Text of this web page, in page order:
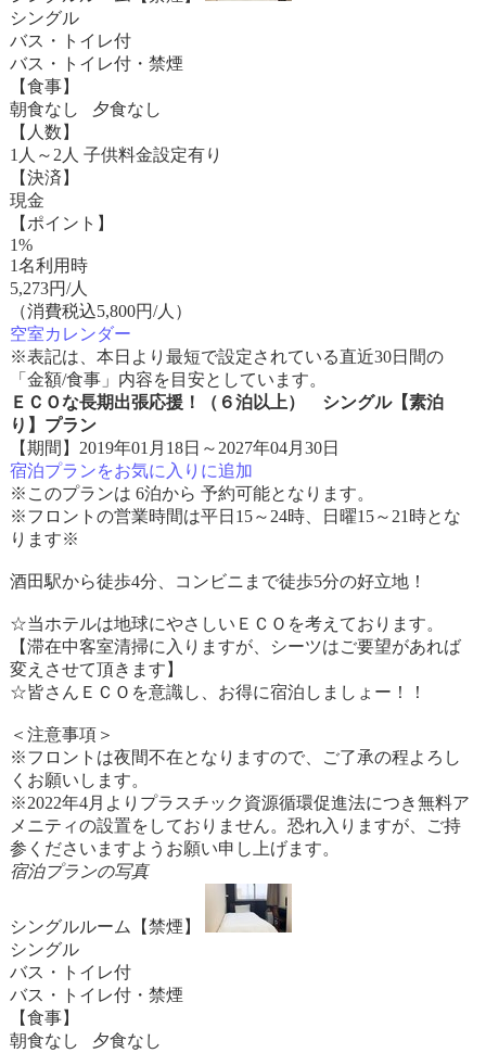
シングル
バス・トイレ付
バス・トイレ付・禁煙
【食事】
朝食なし 夕食なし
【人数】
1人～2人 子供料金設定有り
【決済】
現金
【ポイント】
1%
1名利用時
5,273円/人
（消費税込5,800円/人）
空室カレンダー
※表記は、本日より最短で設定されている直近30日間の
「金額/食事」内容を目安としています。
ＥＣＯな長期出張応援！（６泊以上） シングル【素泊
り】プラン
【期間】2019年01月18日～2027年04月30日
宿泊プランをお気に入りに追加
※このプランは 6泊から 予約可能となります。
※フロントの営業時間は平日15～24時、日曜15～21時とな
ります※
酒田駅から徒歩4分、コンビニまで徒歩5分の好立地！
☆当ホテルは地球にやさしいＥＣＯを考えております。
【滞在中客室清掃に入りますが、シーツはご要望があれば
変えさせて頂きます】
☆皆さんＥＣＯを意識し、お得に宿泊しましょー！！
＜注意事項＞
※フロントは夜間不在となりますので、ご了承の程よろし
くお願いします。
※2022年4月よりプラスチック資源循環促進法につき無料ア
メニティの設置をしておりません。恐れ入りますが、ご持
参くださいますようお願い申し上げます。
宿泊プランの写真
シングルルーム【禁煙】
シングル
バス・トイレ付
バス・トイレ付・禁煙
【食事】
朝食なし 夕食なし